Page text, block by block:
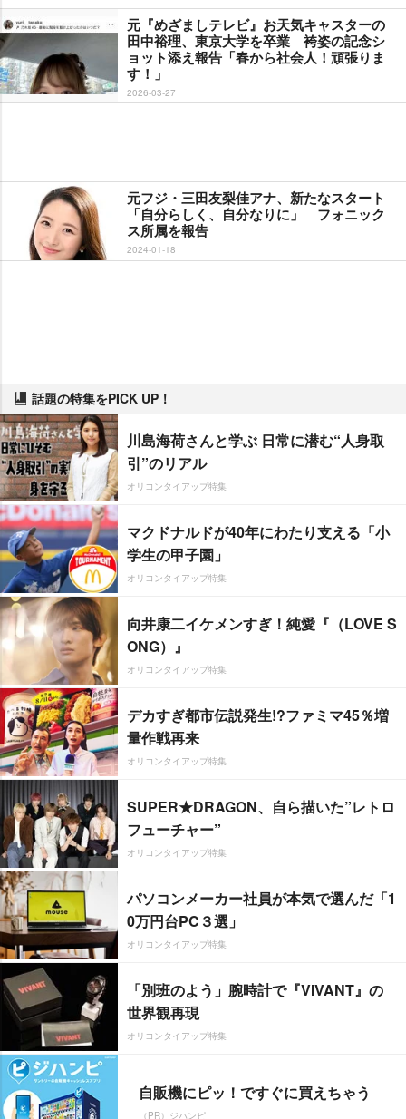
元『めざましテレビ』お天気キャスターの
田中裕理、東京大学を卒業 袴姿の記念シ
ョット添え報告「春から社会人！頑張りま
す！」
2026-03-27
元フジ・三田友梨佳アナ、新たなスタート
「自分らしく、自分なりに」 フォニック
ス所属を報告
2024-01-18
話題の特集をPICK UP！
川島海荷さんと学ぶ 日常に潜む“人身取
引”のリアル
オリコンタイアップ特集
マクドナルドが40年にわたり支える「小
学生の甲子園」
オリコンタイアップ特集
向井康二イケメンすぎ！純愛『（LOVE S
ONG）』
オリコンタイアップ特集
デカすぎ都市伝説発生!?ファミマ45％増
量作戦再来
オリコンタイアップ特集
SUPER★DRAGON、自ら描いた”レトロ
フューチャー”
オリコンタイアップ特集
パソコンメーカー社員が本気で選んだ「1
0万円台PC３選」
オリコンタイアップ特集
「別班のよう」腕時計で『VIVANT』の
世界観再現
オリコンタイアップ特集
自販機にピッ！ですぐに買えちゃう
（PR）ジハンピ